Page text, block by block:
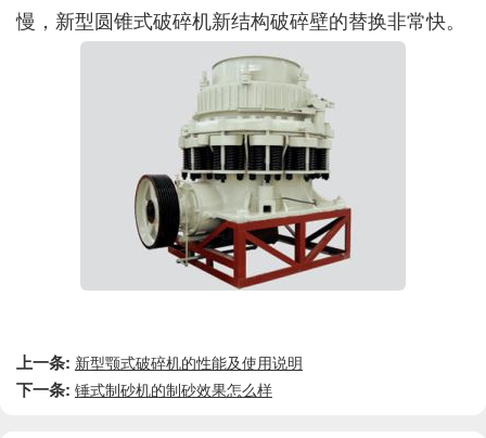
慢，新型圆锥式破碎机新结构破碎壁的替换非常快。
上一条: 新型颚式破碎机的性能及使用说明
下一条: 锤式制砂机的制砂效果怎么样